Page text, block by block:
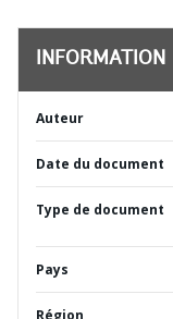
INFORMATION
Auteur
Date du document
Type de document
Pays
Région